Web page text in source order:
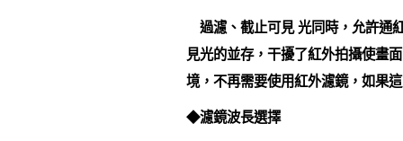
過濾、截止可見 光同時，允許通
見光的並存，干擾了紅外拍攝使畫
境，不再需要使用紅外濾鏡，如果
◆濾鏡波長選擇